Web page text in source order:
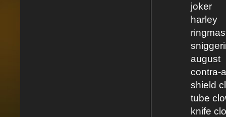
joker
harley
august
contra-
shield
tube
knife